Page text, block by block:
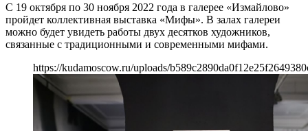
С 19 октября по 30 ноября 2022 года в галерее «Измайлово»
пройдет коллективная выставка «Мифы». В залах галереи
можно будет увидеть работы двух десятков художников,
связанные с традиционными и современными мифами.
https://kudamoscow.ru/uploads/